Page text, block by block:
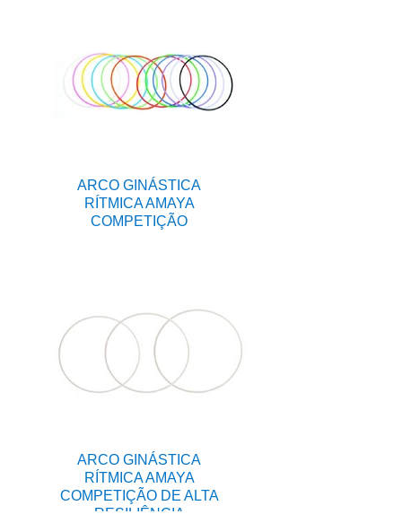
ARCO GINÁSTICA
RÍTMICA AMAYA
COMPETIÇÃO
ARCO GINÁSTICA
RÍTMICA AMAYA
COMPETIÇÃO DE ALTA
RESILIÊNCIA